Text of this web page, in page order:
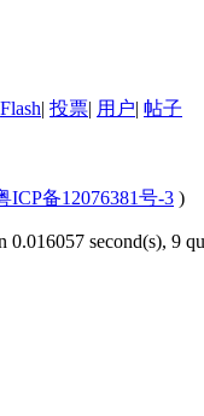
Flash| 投票| 用户| 帖子
ICP备12076381号-3 )
0.016057 second(s), 9